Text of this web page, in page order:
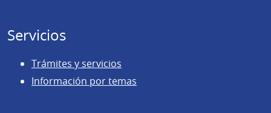
Servicios
Trámites y servicios
Información por temas